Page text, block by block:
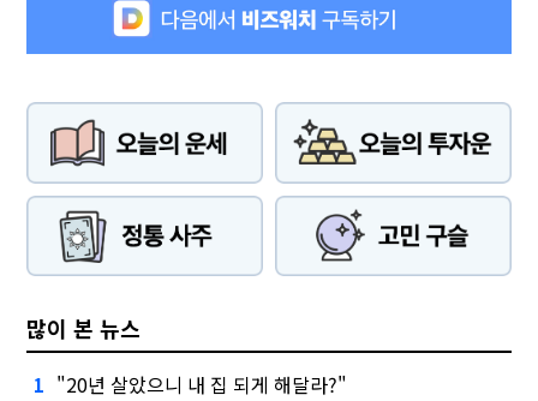
많이 본 뉴스
1 "20년 살았으니 내 집 되게 해달라?"